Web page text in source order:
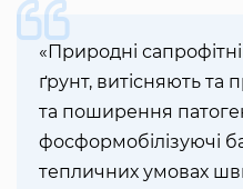
«Природні
ґрунт, витісняють та
та поширення
фосформобілізуючі
тепличних умовах